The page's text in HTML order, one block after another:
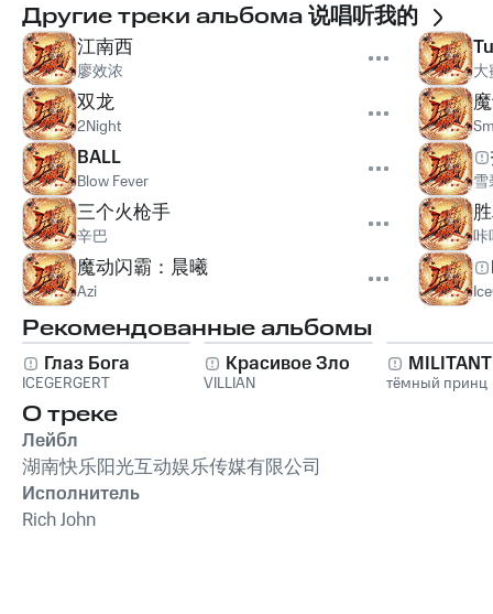
Другие треки альбома说唱听我的
江南西
廖效浓
双龙
2Night
BALL
Blow Fever
三个火枪手
辛巴
魔动闪霸：晨曦
Azi
大
咔
Рекомендованные альбомы
Глаз Бога
ICEGERGERT
Красивое Зло
VILLIAN тёмный принц
О треке
Лейбл
湖南快乐阳光互动娱乐传媒有限公司
Исполнитель
Rich John